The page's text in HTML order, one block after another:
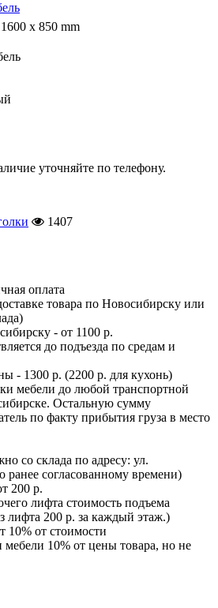
x 850 mm
уточняйте по телефону.
1407
оплата
товара по Новосибирску или
- от 1100 р.
до подъезда по средам и
- 1300 р. (2200 р. для кухонь)
мебели до любой транспортной
Остальную сумму
по факту прибытия груза в место
со склада по адресу: ул.
ранее согласованному времени)
200 р.
лифта стоимость подъема
лифта 200 р. за каждый этаж.)
10% от стоимости
мебели 10% от цены товара, но не